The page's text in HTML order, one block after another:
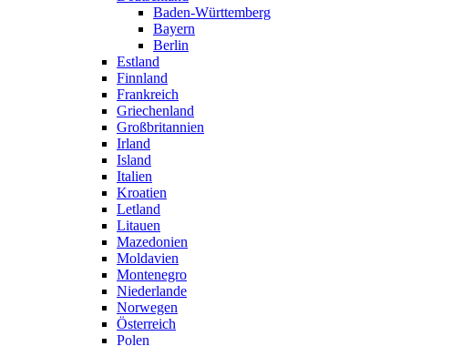
Baden-Württemberg
Bayern
Berlin
Estland
Finnland
Frankreich
Griechenland
Großbritannien
Irland
Island
Italien
Kroatien
Letland
Litauen
Mazedonien
Moldavien
Montenegro
Niederlande
Norwegen
Österreich
Polen